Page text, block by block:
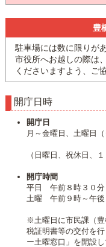
豊
駐車場には数に限りが
市役所へお越しの際は
くださいますよう、ご
開庁日時
開庁日
月～金曜日、土曜日（
（日曜日、祝休日、
開庁時間
平日 午前８時３０分
土曜 午前９時～午後
※土曜日に市民課（
税証明書等の交付を
ー土曜窓口」を開設